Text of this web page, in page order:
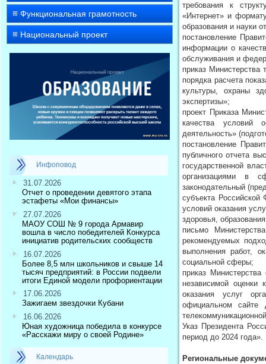
Функциональная грамотность
Национальный проект
Инфоповод
31.07.2026
Отчет о проведении девятого этапа
эстафеты «Мои финансы»
27.07.2026
МАОУ СОШ № 9 города Армавир
вошла в число победителей Конкурса
инициатив родительских сообществ
16.07.2026
Более 8,5 млн школьников и свыше 14
тысяч предприятий: в России подвели
итоги Единой модели профориентации
17.06.2026
Зажигаем звездочки Кубани
16.06.2026
Юная художница победила в конкурсе
«Расскажи миру о своей Родине»
Календарь
требования к
«Интернет» и
образования и науки
постановление
информации о
обслуживания и
приказ
порядка расчета
культуры, охраны
экспертизы»;
проект Приказа
качества условий
деятельность»
постановление
публичного отчета
государственной
организациями в
законодательный
субъекта
условий оказания
здоровья,
письмо
рекомендуемых
выполнения работ,
социальной сферы;
приказ
независимой оценки
оказания услуг
официальном сайте
Указ Президента
период до 2024 года».
Региональные